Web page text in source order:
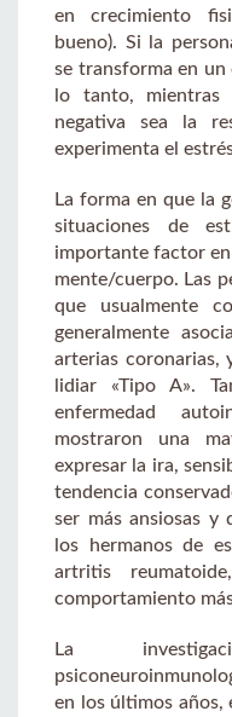
en crecimiento
bueno). Si la
se transforma en un
lo tanto,
negativa sea la
experimenta el
La forma en que la
situaciones de
importante factor
mente/cuerpo. Las
que usualmente
generalmente
arterias coronarias,
lidiar «Tipo A».
enfermedad
mostraron una
expresar la ira,
tendencia
ser más ansiosas y
los hermanos de
artritis
comportamiento
La
en los últimos años,